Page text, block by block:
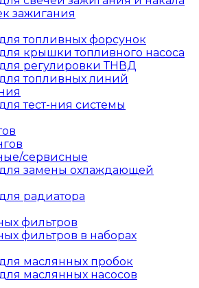
зажигания
топливных форсунок
крышки топливного насоса
регулировки ТНВД
топливных линий
тест-ния системы
сервисные
замены охлаждающей
радиатора
фильтров
фильтров в наборах
маслянных пробок
маслянных насосов